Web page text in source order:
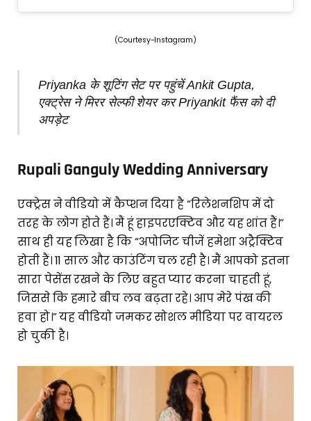
(Courtesy-Instagram)
Priyanka के शूटिंग सेट पर पहुंचें Ankit Gupta,
एक्ट्रेस ने मिरर सेल्फी शेयर कर Priyankit फैंस को दी
अपड़ेट
Rupali Ganguly Wedding Anniversary
एक्ट्रेस ने वीडियो में कैप्शन दिया है “रिलेशनशिप में दो
तरह के लोग होते हैं। मैं हूं हाइपरएक्टिव और यह शांत हैं।”
साथ ही यह लिखा है कि “अपोजिट चीजें हमेशा अट्रैक्टिव
होती हैं। 11 साल और काउंटिंग चल रही है। मैं आपको इतना
सारा पेसेंस रखने के लिए बहुत प्यार करना चाहती हूं,
जिससे कि हमारे बीच लव बढ़ता रहे। आप मेरे पंख की
हवा हो।” यह वीडियो जमकर सोशल मीडिया पर वायरल
हो चुकी है।